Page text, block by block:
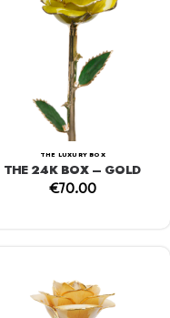
THE LUXURY BOX
THE 24K BOX – GOLD
€70.00